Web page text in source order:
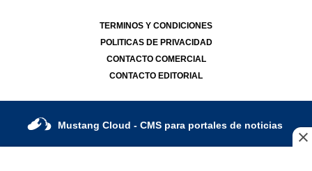
TERMINOS Y CONDICIONES
POLITICAS DE PRIVACIDAD
CONTACTO COMERCIAL
CONTACTO EDITORIAL
Mustang Cloud - CMS para portales de noticias